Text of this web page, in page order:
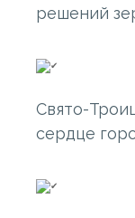
решений
Свято-
сердце